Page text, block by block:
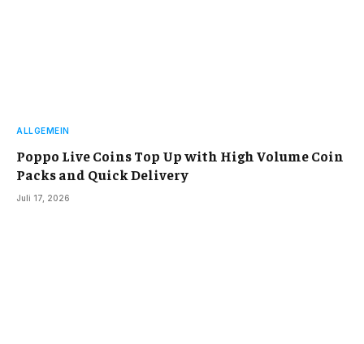
ALLGEMEIN
Poppo Live Coins Top Up with High Volume Coin
Packs and Quick Delivery
Juli 17, 2026